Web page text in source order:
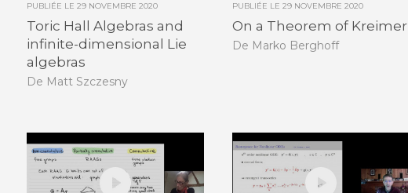
PUBLIÉE LE 29 NOVEMBRE 2020
Toric Hall Algebras and
infinite-dimensional Lie
algebras
De Matt Szczesny
PUBLIÉE LE29 NOVEMBRE 2020
On a Theorem of Kreimer
De Marko Berghoff